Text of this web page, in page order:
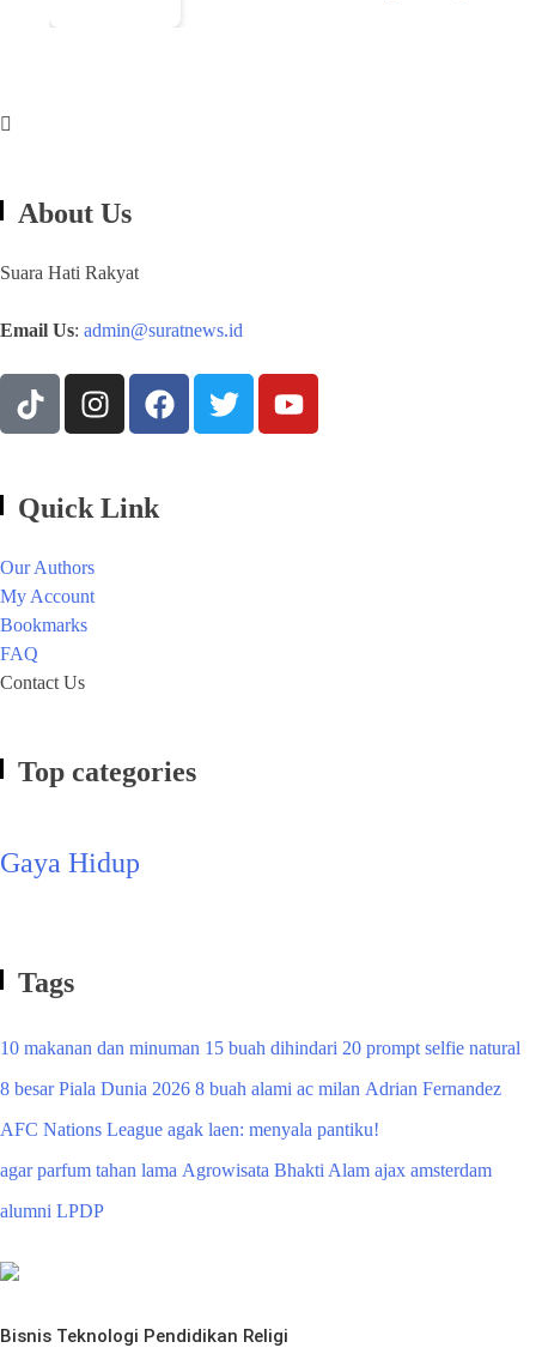
About Us
Suara Hati Rakyat
Email Us: admin@suratnews.id
Quick Link
Our Authors
My Account
Bookmarks
FAQ
Contact Us
Top categories
Gaya Hidup
Tags
10 makanan dan minuman 15 buah dihindari 20 prompt selfie natural
8 besar Piala Dunia 2026 8 buah alami ac milan Adrian Fernandez
AFC Nations League agak laen: menyala pantiku!
agar parfum tahan lama Agrowisata Bhakti Alam ajax amsterdam
alumni LPDP
Bisnis Teknologi Pendidikan Religi